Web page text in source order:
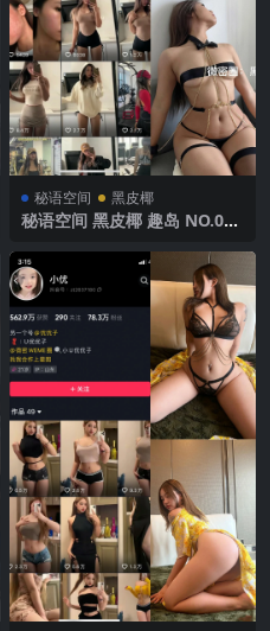
秘语空间 黑皮椰
秘语空间 黑皮椰 趣岛 NO.007
整版